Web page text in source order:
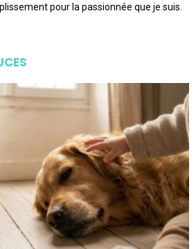
pour la passionnée que je suis.